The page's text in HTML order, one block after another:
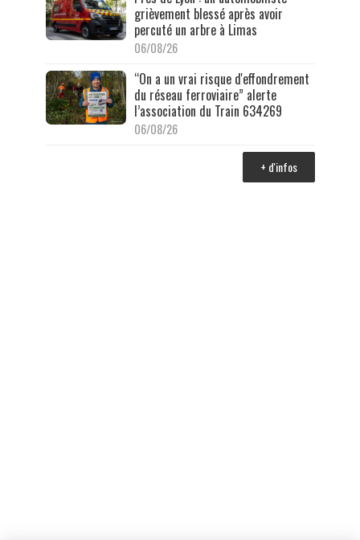
grièvement blessé après avoir
percuté un arbre à Limas
06/08/26
“On a un vrai risque d'effondrement
du réseau ferroviaire” alerte
l’association du Train 634269
06/08/26
+ d'infos